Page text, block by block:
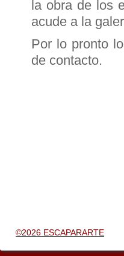
la obra de los
acude a la
Por lo pronto
de contacto.
©2026 ESCAPARARTE